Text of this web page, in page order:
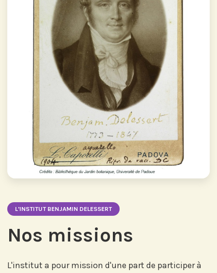
L'INSTITUT BENJAMIN DELESSERT
Nos missions
L'institut a pour mission d'une part de participer à